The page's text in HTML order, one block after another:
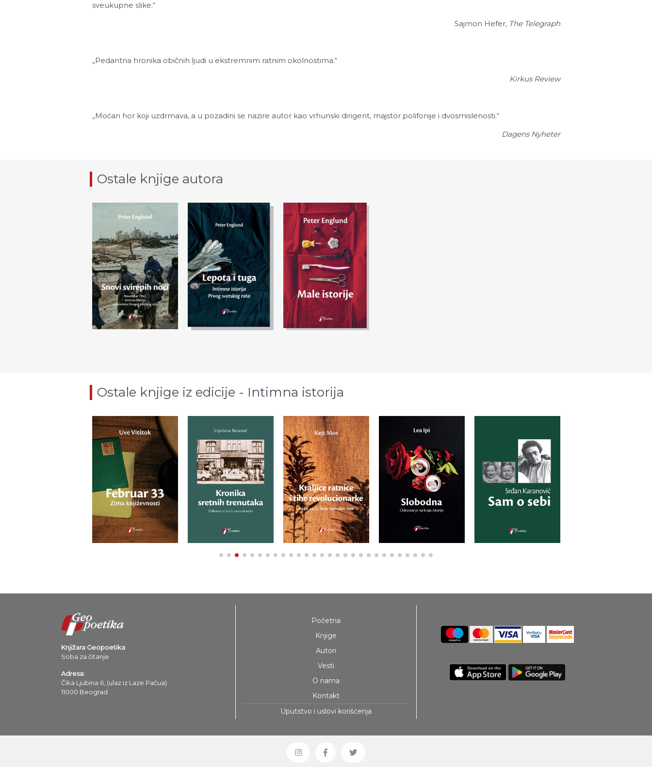
sveukupne slike.“
Sajmon Hefer, The Telegraph
„Pedantna hronika običnih ljudi u ekstremnim ratnim okolnostima.“
Kirkus Review
„Moćan hor koji uzdrmava, a u pozadini se nazire autor kao vrhunski dirigent, majstor polifonije i dvosmislenosti.“
Dagens Nyheter
Ostale knjige autora
Ostale knjige iz edicije - Intimna istorija
Knjižara Geopoetika
Soba za čitanje
Adresa:
Čika Ljubina 6, (ulaz iz Laze Pačua)
11000 Beograd
Početna
Knjige
Autori
Vesti
O nama
Kontakt
Uputstvo i uslovi korišćenja